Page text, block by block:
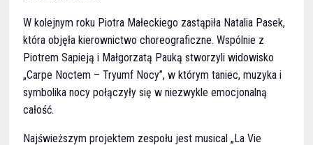
W kolejnym roku Piotra Małeckiego zastąpiła Natalia Pasek,
która objęła kierownictwo choreograficzne. Wspólnie z
Piotrem Sapieją i Małgorzatą Pauką stworzyli widowisko
„Carpe Noctem – Tryumf Nocy”, w którym taniec, muzyka i
symbolika nocy połączyły się w niezwykle emocjonalną
całość.
Najświeższym projektem zespołu jest musical „La Vie